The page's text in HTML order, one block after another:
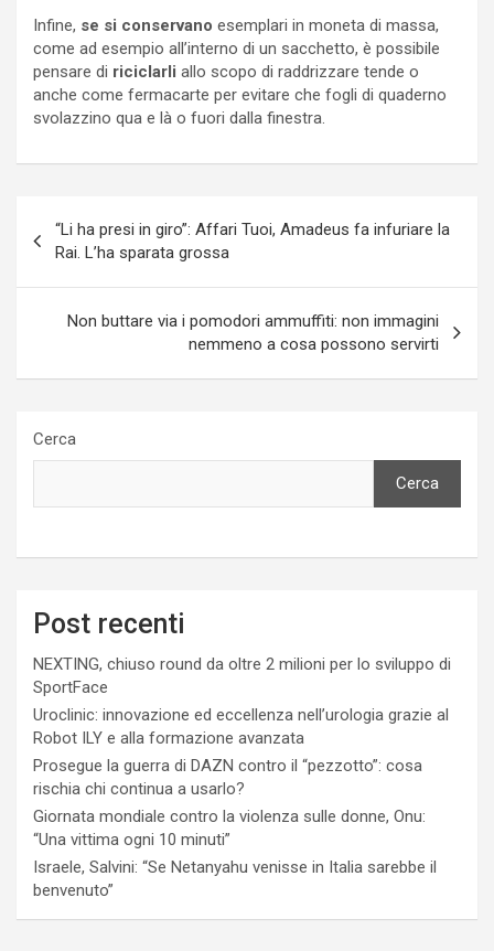
Infine, se si conservano esemplari in moneta di massa,
come ad esempio all’interno di un sacchetto, è possibile
pensare di riciclarli allo scopo di raddrizzare tende o
anche come fermacarte per evitare che fogli di quaderno
svolazzino qua e là o fuori dalla finestra.
articoli
“Li ha presi in giro”: Affari Tuoi, Amadeus fa infuriare la
Rai. L’ha sparata grossa
Non buttare via i pomodori ammuffiti: non immagini
nemmeno a cosa possono servirti
Cerca
Cerca
Post recenti
NEXTING, chiuso round da oltre 2 milioni per lo sviluppo di
SportFace
Uroclinic: innovazione ed eccellenza nell’urologia grazie al
Robot ILY e alla formazione avanzata
Prosegue la guerra di DAZN contro il “pezzotto”: cosa
rischia chi continua a usarlo?
Giornata mondiale contro la violenza sulle donne, Onu:
“Una vittima ogni 10 minuti”
Israele, Salvini: “Se Netanyahu venisse in Italia sarebbe il
benvenuto”